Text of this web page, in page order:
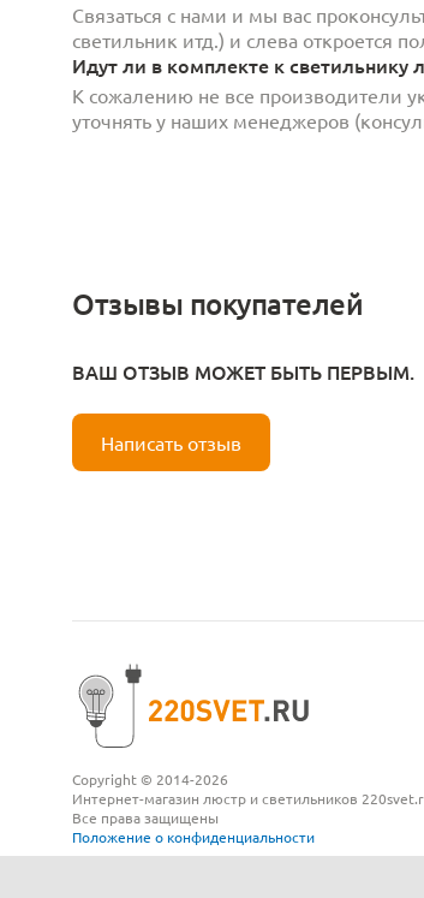
Связаться с нами и мы вас
светильник итд.) и слева откроется
Идут ли в комплекте к светильнику
К сожалению не все производители
уточнять у наших менеджеров
Отзывы покупателей
ВАШ ОТЗЫВ МОЖЕТ БЫТЬ ПЕРВЫМ.
Написать отзыв
Copyright © 2014-2026
Интернет-магазин люстр и светильников
Все права защищены
Положение о конфиденциальности